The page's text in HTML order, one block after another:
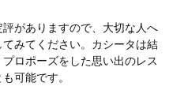
がありますので、大切な人へ
みてください。カシータは結
ロポーズをした思い出のレス
可能です。